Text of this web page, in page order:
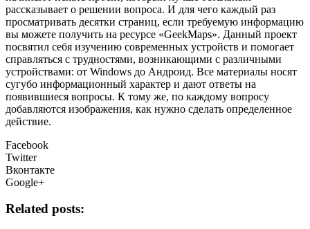
рассказывает о решении вопроса. И для чего каждый раз
просматривать десятки страниц, если требуемую информацию
вы можете получить на ресурсе «GeekMaps». Данный проект
посвятил себя изучению современных устройств и помогает
справляться с трудностями, возникающими с различными
устройствами: от Windows до Андроид. Все материалы носят
сугубо информационный характер и дают ответы на
появившиеся вопросы. К тому же, по каждому вопросу
добавляются изображения, как нужно сделать определенное
действие.
Facebook
Twitter
Вконтакте
Google+
Related posts: